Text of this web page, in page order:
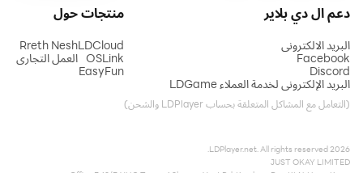
دعم ال دي بلاير
البريد الالكتروني
Facebook
Discord
البريد الإلكتروني لخدمة العملاء LDGame
(التعامل مع المشاكل المتعلقة بحساب LDPlayer والشحن)
منتجات
LDCloud
OSLink
EasyFun
حول
Rreth Nesh
العمل التجاري
2026 LDPlayer.net. All rights reserved.
JUST OKAY LIMITED